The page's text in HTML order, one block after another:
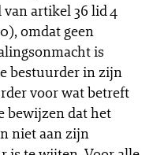
artikel 36 lid 4
omdat geen
is
bestuurder in zijn
voor wat betreft
bewijzen dat het
niet aan zijn